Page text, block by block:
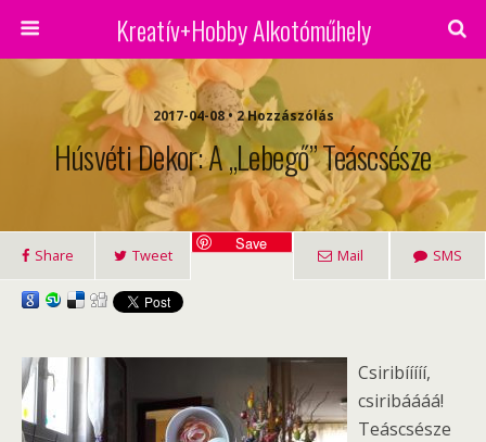
Kreatív+Hobby Alkotóműhely
2017-04-08 • 2 Hozzászólás
Húsvéti Dekor: A „lebegő” Teáscsésze
Share Tweet
Save
Mail SMS
Csiribííííí,
csiribáááá!
Teáscsésze